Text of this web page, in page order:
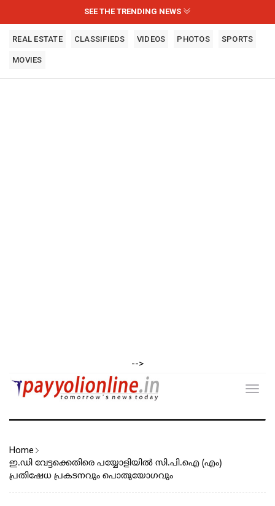
SEE THE TRENDING NEWS
REAL ESTATE CLASSIFIEDS VIDEOS PHOTOS SPORTS
MOVIES
-->
Home
ഇ.ഡി വേട്ടക്കെതിരെ പയ്യോളിയിൽ സി.പി.ഐ (എം)
പ്രതിഷേധ പ്രകടനവും പൊതുയോഗവും